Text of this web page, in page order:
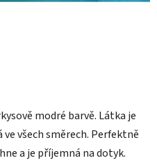
modré barvě. Látka je
všech směrech. Perfektně
a je příjemná na dotyk.